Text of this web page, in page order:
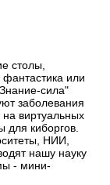
столы,
или
сила"
заболевания
виртуальных
киборгов.
НИИ,
нашу науку
- мини-